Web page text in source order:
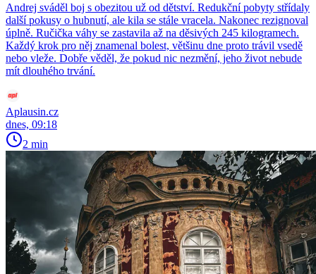
Andrej sváděl boj s obezitou už od dětství. Redukční pobyty střídaly
další pokusy o hubnutí, ale kila se stále vracela. Nakonec rezignoval
úplně. Ručička váhy se zastavila až na děsivých 245 kilogramech.
Každý krok pro něj znamenal bolest, většinu dne proto trávil vsedě
nebo vleže. Dobře věděl, že pokud nic nezmění, jeho život nebude
mít dlouhého trvání.
Aplausin.cz
dnes, 09:18
2 min